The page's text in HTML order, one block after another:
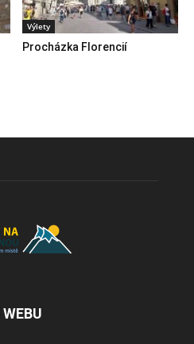
Výlety
Procházka Florencií
WEBU